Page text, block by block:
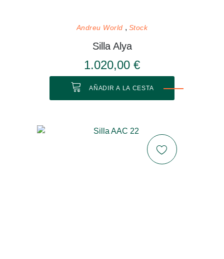
Andreu World Stock
Silla Alya
1.020,00 €
AÑADIR A LA CESTA